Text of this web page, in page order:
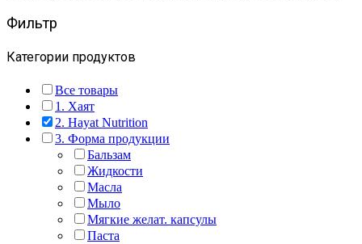
Фильтр
Категории продуктов
Все товары
1. Хаят
2. Hayat Nutrition
3. Форма продукции
Бальзам
Жидкости
Масла
Мыло
Мягкие желат. капсулы
Паста